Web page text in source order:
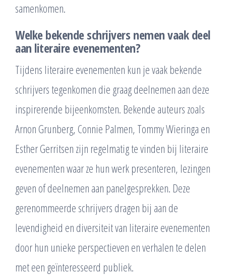
samenkomen.
Welke bekende schrijvers nemen vaak deel
aan literaire evenementen?
Tijdens literaire evenementen kun je vaak bekende
schrijvers tegenkomen die graag deelnemen aan deze
inspirerende bijeenkomsten. Bekende auteurs zoals
Arnon Grunberg, Connie Palmen, Tommy Wieringa en
Esther Gerritsen zijn regelmatig te vinden bij literaire
evenementen waar ze hun werk presenteren, lezingen
geven of deelnemen aan panelgesprekken. Deze
gerenommeerde schrijvers dragen bij aan de
levendigheid en diversiteit van literaire evenementen
door hun unieke perspectieven en verhalen te delen
met een geïnteresseerd publiek.